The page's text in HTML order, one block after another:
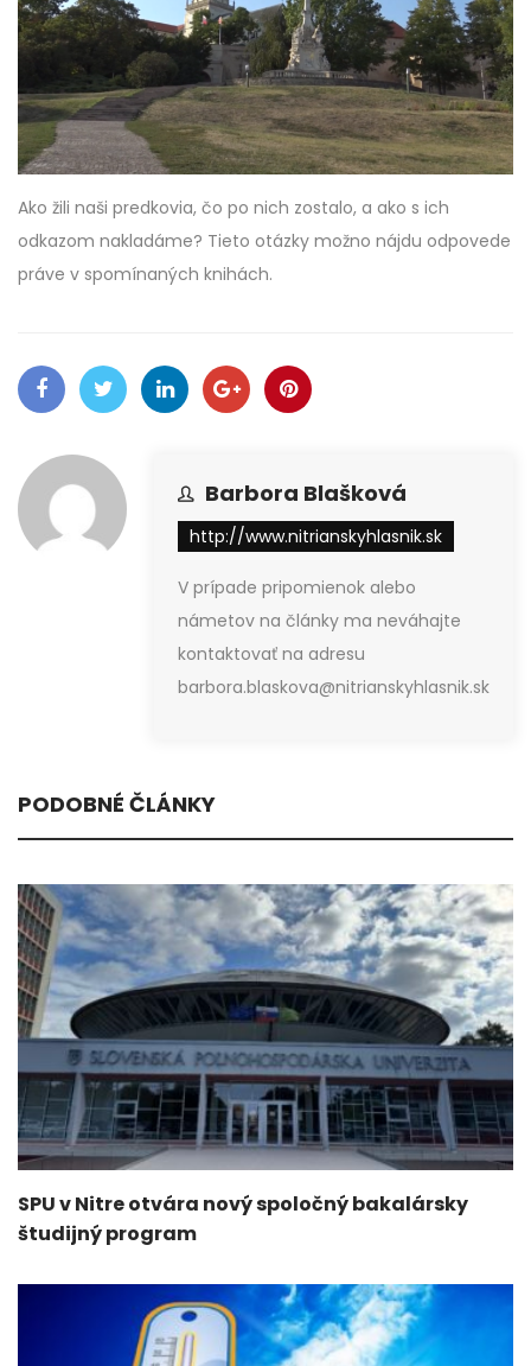
Ako žili naši predkovia, čo po nich zostalo, a ako s ich
odkazom nakladáme? Tieto otázky možno nájdu odpovede
práve v spomínaných knihách.
Barbora Blašková
http://www.nitrianskyhlasnik.sk
V prípade pripomienok alebo
námetov na články ma neváhajte
kontaktovať na adresu
barbora.blaskova@nitrianskyhlasnik.sk
PODOBNÉ ČLÁNKY
SPU v Nitre otvára nový spoločný bakalársky
študijný program